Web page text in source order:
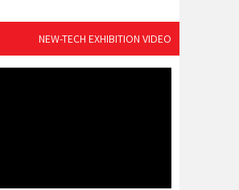
NEW-TECH EXHIBITION VIDEO